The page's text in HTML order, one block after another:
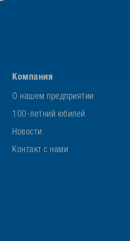
Компания
О нашем предприятии
100-летний юбилей
Новости
Контакт с нами